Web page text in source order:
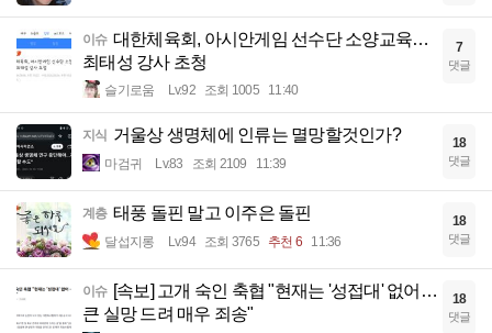
이슈 대한체육회, 아시안게임 선수단 소양교육…
최태성 강사 초청
슬기로움 Lv.92 조회 1005 11:40
7
댓글
지식 거울상 생명체에 인류는 멸망할것인가?
마검귀 Lv.83 조회 2109 11:39
18
댓글
계층 태풍 돌핀 말고 이주은 돌핀
달섭지롱 Lv.94 조회 3765 추천 6 11:36
18
댓글
이슈 [속보] 고개 숙인 축협 "현재는 '성접대' 없어…
큰 실망 드려 매우 죄송"
18
댓글